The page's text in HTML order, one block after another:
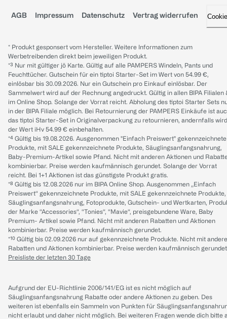
AGB Impressum Datenschutz Vertrag widerrufen
* Produkt gesponsert vom Hersteller. Weitere Informationen zum
Werbetreibenden direkt beim jeweiligen Produkt.
*³ Nur mit gültiger jö Karte. Gültig auf alle PAMPERS Windeln, Pants und
Feuchttücher. Gutschein für ein tiptoi Starter-Set im Wert von 54.99 €,
einlösbar bis 30.09.2026. Nur ein Gutschein pro Einkauf einlösbar. Der
Sammelwert wird auf der Rechnung angedruckt. Gültig in allen BIPA Filialen
im Online Shop. Solange der Vorrat reicht. Abholung des tiptoi Starter Sets
in der BIPA Filiale möglich. Bei Retournierung der PAMPERS Einkäufe ist
das tiptoi Starter-Set in Originalverpackung zu retournieren, andernfalls wird
der Wert iHv 54.99 € einbehalten.
*⁴ Gültig bis 19.08.2026. Ausgenommen "Einfach Preiswert" gekennzeichnete
Produkte, mit SALE gekennzeichnete Produkte, Säuglingsanfangsnahrung,
Baby-Premium-Artikel sowie Pfand. Nicht mit anderen Aktionen und
kombinierbar. Preise werden kaufmännisch gerundet. Solange der Vorrat
reicht. Bei 1+1 Aktionen ist das günstigste Produkt gratis.
*⁸ Gültig bis 12.08.2026 nur im BIPA Online Shop. Ausgenommen „Einfach
Preiswert“ gekennzeichnete Produkte, mit SALE gekennzeichnete Produkte,
Säuglingsanfangsnahrung, Fotoprodukte, Gutschein- und Wertkarten,
der Marke “Accessories“, “Tonies“, “Mavie“, preisgebundene Ware, Baby
Premium- Artikel sowie Pfand. Nicht mit anderen Rabatten und Aktionen
kombinierbar. Preise werden kaufmännisch gerundet.
*¹⁰ Gültig bis 02.09.2026 nur auf gekennzeichnete Produkte. Nicht mit
Rabatten und Aktionen kombinierbar. Preise werden kaufmännisch
Preisliste der letzten 30 Tage
Aufgrund der EU-Richtlinie 2006/141/EG ist es nicht möglich auf
Säuglingsanfangsnahrung Rabatte oder andere Aktionen zu geben. Des
weiteren ist ebenfalls ein Sammeln von Punkten für
nicht erlaubt und daher nicht möglich. Bei weiteren Fragen wende dich bitte